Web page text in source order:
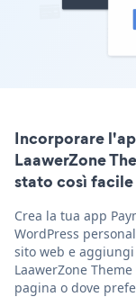
Incorporare
LaawerZone
stato così facile
Crea la tua app
WordPress
sito web e
LaawerZone
pagina o dove